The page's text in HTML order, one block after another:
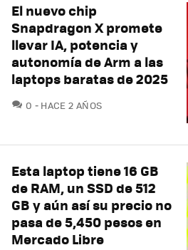
El nuevo chip
Snapdragon X promete
llevar IA, potencia y
autonomía de Arm a las
laptops baratas de 2025
0 COMENTARIOS
HACE 2 AÑOS
Esta laptop tiene 16 GB
de RAM, un SSD de 512
GB y aún así su precio no
pasa de 5,450 pesos en
Mercado Libre